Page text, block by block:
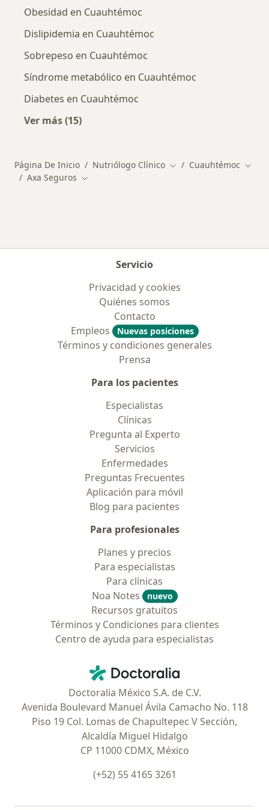
Obesidad en Cuauhtémoc
Dislipidemia en Cuauhtémoc
Sobrepeso en Cuauhtémoc
Síndrome metabólico en Cuauhtémoc
Diabetes en Cuauhtémoc
Ver más (15)
Página De Inicio Nutriólogo Clínico Cambiar de ciudad
Cuauhtémoc
Axa Seguros Cambiar de ciudad
Servicio
Privacidad y cookies
Quiénes somos
Contacto
Empleos
Nuevas posiciones
Términos y condiciones generales
Prensa
Para los pacientes
Especialistas
Clínicas
Pregunta al Experto
Servicios
Enfermedades
Preguntas Frecuentes
Aplicación para móvil
Blog para pacientes
Para profesionales
Planes y precios
Para especialistas
Para clínicas
Noa Notes
nuevo
Recursos gratuitos
Términos y Condiciones para clientes
Centro de ayuda para especialistas
Doctoralia - Página de inicio
Doctoralia México S.A. de C.V.
Avenida Boulevard Manuel Ávila Camacho No. 118
Piso 19 Col. Lomas de Chapultepec V Sección,
Alcaldía Miguel Hidalgo
CP 11000 CDMX, México
(+52) 55 4165 3261